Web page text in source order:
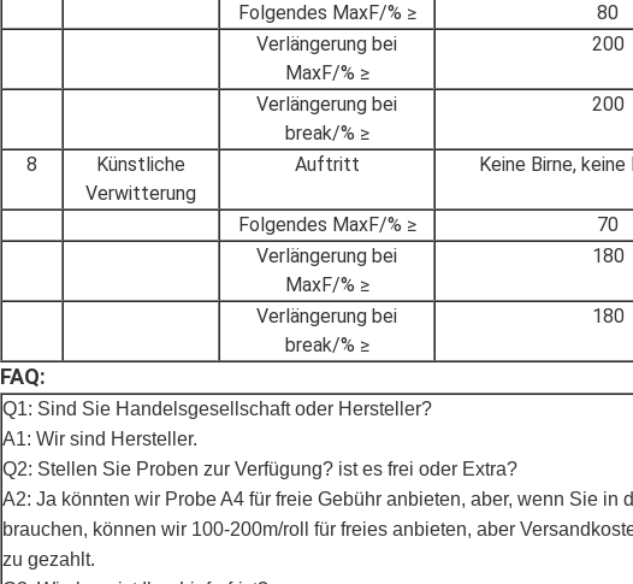
Folgendes MaxF/% ≥
80
Verlängerung bei
MaxF/% ≥
200
Verlängerung bei
break/% ≥
200
8
Künstliche
Verwitterung
Auftritt Keine Birne,
Folgendes MaxF/% ≥
70
Verlängerung bei
MaxF/% ≥
180
Verlängerung bei
break/% ≥
180
FAQ:
Q1: Sind Sie Handelsgesellschaft oder Hersteller?
A1: Wir sind Hersteller.
Q2: Stellen Sie Proben zur Verfügung? ist es frei oder Extra?
A2: Ja könnten wir Probe A4 für freie Gebühr anbieten, aber, wenn Sie in
brauchen, können wir 100-200m/roll für freies anbieten, aber
zu gezahlt.